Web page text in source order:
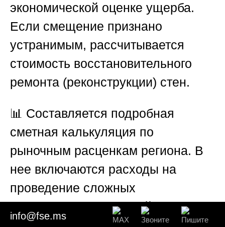
экономической оценке ущерба.
Если смещение признано
устранимым, рассчитывается
стоимость восстановительного
ремонта (реконструкции) стен.
📊 Составляется подробная
сметная калькуляция по
рыночным расценкам региона. В
нее включаются расходы на
проведение сложных
строительных операций: монтаж
info@fse.ms